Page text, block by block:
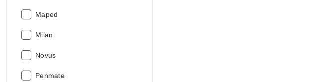
Producent:
Maped
Producent:
Milan
Producent:
Novus
Producent:
Penmate